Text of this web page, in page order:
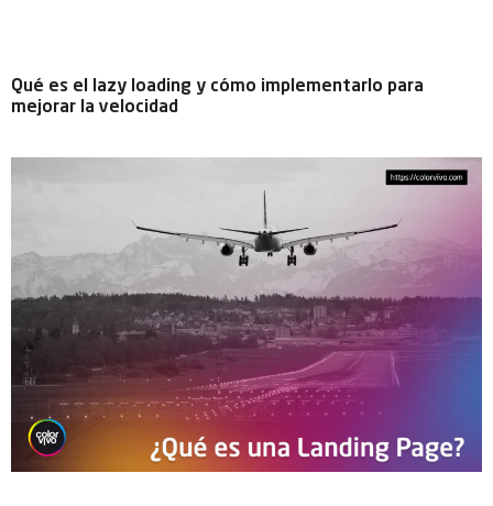
Qué es el lazy loading y cómo implementarlo para
mejorar la velocidad